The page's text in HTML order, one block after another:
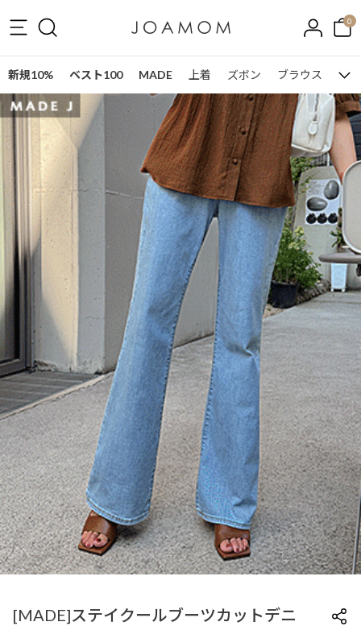
0
新規10% ベスト100 MADE 上着 ズボン ブラウス ワ
[MADE]ステイクールブーツカットデニ